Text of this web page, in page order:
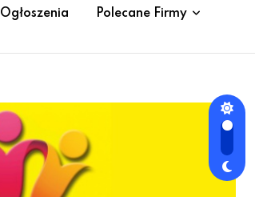
Ogłoszenia Polecane Firmy